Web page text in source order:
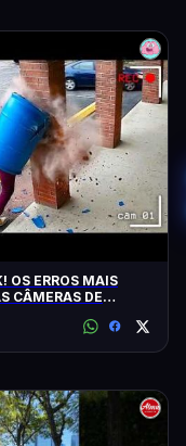
OS ERROS MAIS
CÂMERAS DE